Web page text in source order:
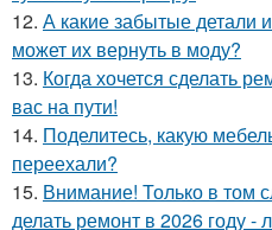
12. А какие забытые детали
может их вернуть в моду?
13. Когда хочется сделать
вас на пути!
14. Поделитесь, какую
переехали?
15. Внимание! Только в том
делать ремонт в 2026 году -